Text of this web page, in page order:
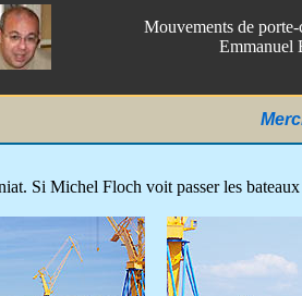
Mouvements de porte-
Emmanuel
Si Michel Floch voit passer les